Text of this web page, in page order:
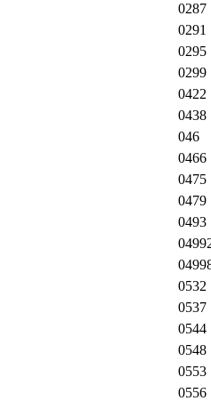
0287
0291
0295
0299
0422
0438
046
0466
0475
0479
0493
0532
0537
0544
0548
0553
0556